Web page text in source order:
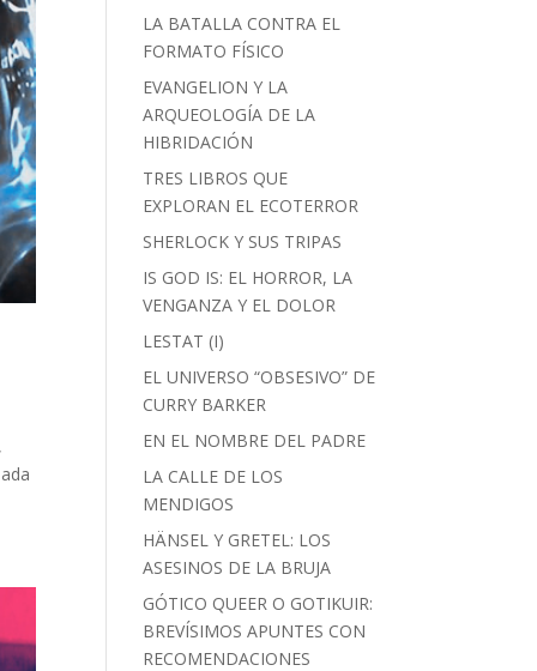
LA BATALLA CONTRA EL
FORMATO FÍSICO
EVANGELION Y LA
ARQUEOLOGÍA DE LA
HIBRIDACIÓN
TRES LIBROS QUE
EXPLORAN EL ECOTERROR
SHERLOCK Y SUS TRIPAS
IS GOD IS: EL HORROR, LA
VENGANZA Y EL DOLOR
LESTAT (I)
EL UNIVERSO “OBSESIVO” DE
CURRY BARKER
EN EL NOMBRE DEL PADRE
LA CALLE DE LOS
MENDIGOS
HÄNSEL Y GRETEL: LOS
ASESINOS DE LA BRUJA
GÓTICO QUEER O GOTIKUIR:
BREVÍSIMOS APUNTES CON
RECOMENDACIONES